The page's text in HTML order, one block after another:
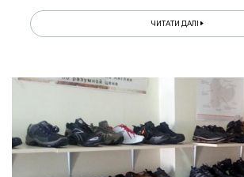
ЧИТАТИ ДАЛІ